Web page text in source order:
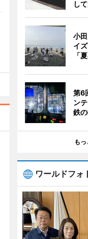
し
小
イ
「
第6
ン
鉄
も
ワールドフォ